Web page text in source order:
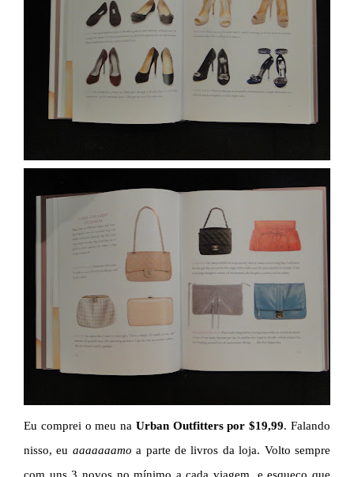
Eu comprei o meu na Urban Outfitters por $19,99. Falando
nisso, eu aaaaaaamo a parte de livros da loja. Volto sempre
com uns 3 novos no mínimo a cada viagem, e esqueço que